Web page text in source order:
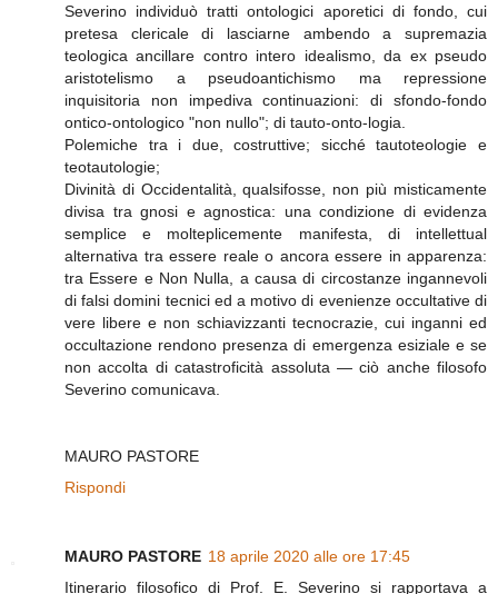
Severino individuò tratti ontologici aporetici di fondo, cui
pretesa clericale di lasciarne ambendo a supremazia
teologica ancillare contro intero idealismo, da ex pseudo
aristotelismo a pseudoantichismo ma repressione
inquisitoria non impediva continuazioni: di sfondo-fondo
ontico-ontologico "non nullo"; di tauto-onto-logia.
Polemiche tra i due, costruttive; sicché tautoteologie e
teotautologie;
Divinità di Occidentalità, qualsifosse, non più misticamente
divisa tra gnosi e agnostica: una condizione di evidenza
semplice e molteplicemente manifesta, di intellettual
alternativa tra essere reale o ancora essere in apparenza:
tra Essere e Non Nulla, a causa di circostanze ingannevoli
di falsi domini tecnici ed a motivo di evenienze occultative di
vere libere e non schiavizzanti tecnocrazie, cui inganni ed
occultazione rendono presenza di emergenza esiziale e se
non accolta di catastroficità assoluta — ciò anche filosofo
Severino comunicava.
MAURO PASTORE
Rispondi
MAURO PASTORE 18 aprile 2020 alle ore 17:45
Itinerario filosofico di Prof. E. Severino si rapportava a